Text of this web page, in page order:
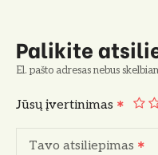
Palikite
El. pašto adresas nebus
Jūsų įvertinimas
Tavo atsiliepimas